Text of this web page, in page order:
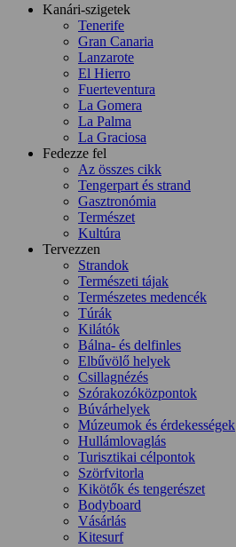
Kanári-szigetek
Tenerife
Gran Canaria
Lanzarote
El Hierro
Fuerteventura
La Gomera
La Palma
La Graciosa
Fedezze fel
Az összes cikk
Tengerpart és strand
Gasztronómia
Természet
Kultúra
Tervezzen
Strandok
Természeti tájak
Természetes medencék
Túrák
Kilátók
Bálna- és delfinles
Elbűvölő helyek
Csillagnézés
Szórakozóközpontok
Búvárhelyek
Múzeumok és érdekességek
Hullámlovaglás
Turisztikai célpontok
Szörfvitorla
Kikötők és tengerészet
Bodyboard
Vásárlás
Kitesurf